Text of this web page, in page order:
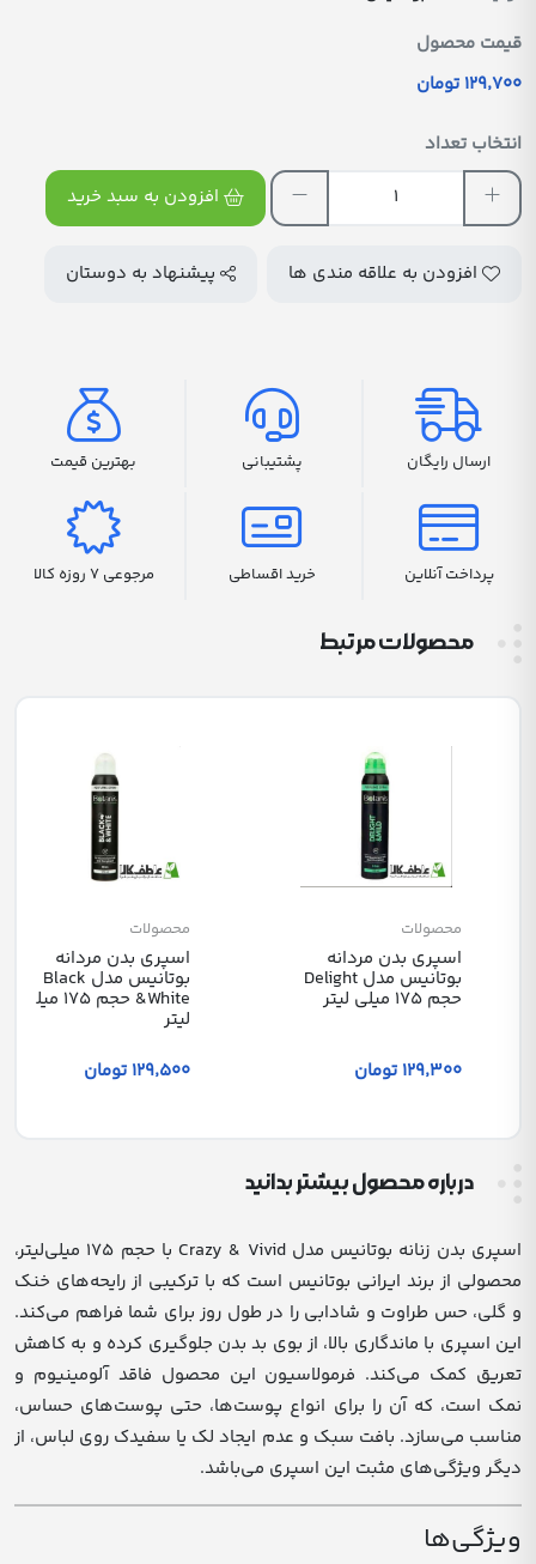
قیمت محصول
129٬700 تومان
انتخاب تعداد
افزودن به سبد خرید
افزودن به علاقه مندی ها پیشنهاد به دوستان
ارسال رایگان پشتیبانی بهترین قیمت
پرداخت آنلاین خرید اقساطی مرجوعی 7 روزه کالا
محصولات مرتبط
محصولات
اسپری بدن مردانه
بوتانیس مدل Delight
حجم 175 میلی لیتر
129٬300 تومان
محصولات
اسپری بدن مردانه
بوتانیس مدل Black
&White حجم 175 میلی
لیتر
129٬500 تومان
درباره محصول بیشتر بدانید
اسپری بدن زنانه بوتانیس مدل Crazy & Vivid با حجم ۱۷۵ میلی‌لیتر،
محصولی از برند ایرانی بوتانیس است که با ترکیبی از رایحه‌های خنک
و گلی، حس طراوت و شادابی را در طول روز برای شما فراهم می‌کند.
این اسپری با ماندگاری بالا، از بوی بد بدن جلوگیری کرده و به کاهش
تعریق کمک می‌کند. فرمولاسیون این محصول فاقد آلومینیوم و
نمک است، که آن را برای انواع پوست‌ها، حتی پوست‌های حساس،
مناسب می‌سازد. بافت سبک و عدم ایجاد لک یا سفیدک روی لباس، از
دیگر ویژگی‌های مثبت این اسپری می‌باشد.
ویژگی‌ها